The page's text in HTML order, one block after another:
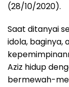
(28/10/2020).
Saat ditanyai
idola, baginya,
Aziz hidup
bermewah-